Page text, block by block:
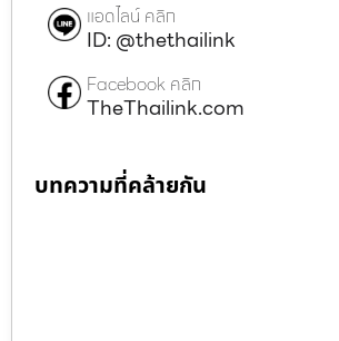
แอดไลน์ คลิก
ID: @thethailink
Facebook คลิก
TheThailink.com
บทความที่คล้ายกัน